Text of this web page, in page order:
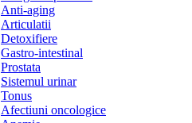
Anti-aging
Articulatii
Detoxifiere
Gastro-intestinal
Prostata
Sistemul urinar
Tonus
Afectiuni oncologice